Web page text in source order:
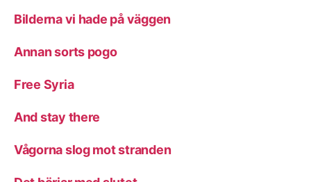
Bilderna vi hade på väggen
Annan sorts pogo
Free Syria
And stay there
Vågorna slog mot stranden